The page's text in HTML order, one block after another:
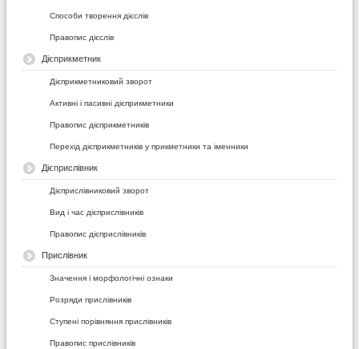
Способи творення дієслів
Правопис дієслів
Дієприкметник
Дієприкметниковий зворот
Активні і пасивні дієприкметники
Правопис дієприкметників
Перехід дієприкметників у прикметники та іменники
Дієприслівник
Дієприслівниковий зворот
Вид і час дієприслівників
Правопис дієприслівників
Прислівник
Значення і морфологічні ознаки
Розряди прислівників
Ступені порівняння прислівників
Правопис прислівників